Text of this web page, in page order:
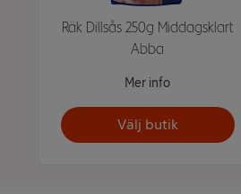
Räk Dillsås 250g Middagsklart
Abba
Mer info
Välj butik